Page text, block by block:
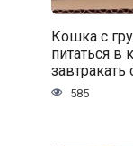
Кошка с
питаться
585